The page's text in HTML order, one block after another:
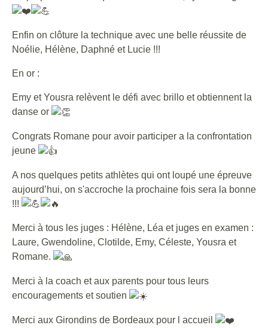
Enfin on clôture la technique avec une belle réussite de
Noélie, Hélène, Daphné et Lucie !!!
En or :
Emy et Yousra relèvent le défi avec brillo et obtiennent la
danse or
Congrats Romane pour avoir participer a la confrontation
jeune
A nos quelques petits athlètes qui ont loupé une épreuve
aujourd’hui, on s'accroche la prochaine fois sera la bonne
!!!
Merci à tous les juges : Hélène, Léa et juges en examen :
Laure, Gwendoline, Clotilde, Emy, Céleste, Yousra et
Romane.
Merci à la coach et aux parents pour tous leurs
encouragements et soutien
Merci aux Girondins de Bordeaux pour l accueil